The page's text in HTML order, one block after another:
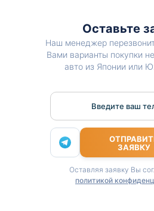
Оставьте
Наш менеджер
Вами варианты покупки
авто из Японии или
Введите ваш
ЗАЯВКУ
Оставляя заявку Вы
политикой